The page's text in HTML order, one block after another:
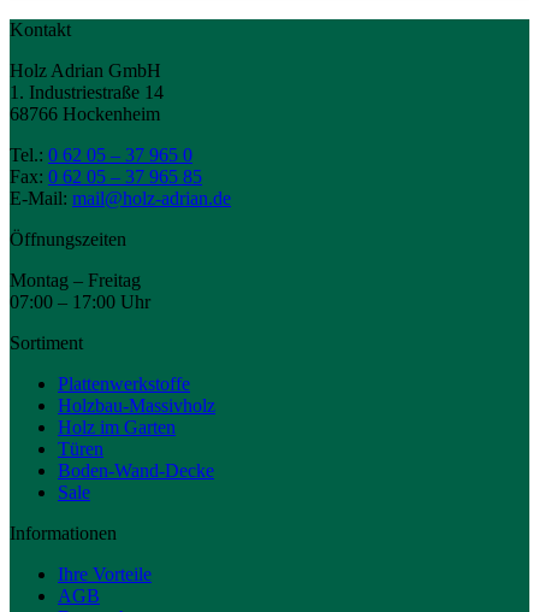
Kontakt
Holz Adrian GmbH
1. Industriestraße 14
68766 Hockenheim
Tel.: 0 62 05 – 37 965 0
Fax: 0 62 05 – 37 965 85
E-Mail: mail@holz-adrian.de
Öffnungszeiten
Montag – Freitag
07:00 – 17:00 Uhr
Sortiment
Plattenwerkstoffe
Holzbau-Massivholz
Holz im Garten
Türen
Boden-Wand-Decke
Sale
Informationen
Ihre Vorteile
AGB